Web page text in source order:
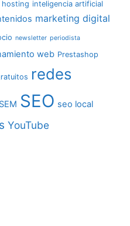
hosting inteligencia artificial
marketing digital
newsletter periodista
web Prestashop
redes
SEM SEO seo local
YouTube